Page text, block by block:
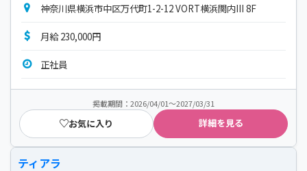
神奈川県横浜市中区万代町1-2-12 VORT横浜関内III 8F
月給 230,000円
正社員
掲載期間：2026/04/01～2027/03/31
お気に入り 詳細を見る
ティアラ